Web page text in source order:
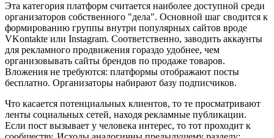
Эта категория платформ считается наиболее доступной среди
организаторов собственного "дела". Основной шаг сводится к
формированию группы внутри популярных сайтов вроде
VKontakte или Instagram. Соответственно, заводить аккаунты
для рекламного продвижения гораздо удобнее, чем
организовывать сайты брендов по продаже товаров.
Вложения не требуются: платформы отображают посты
бесплатно. Организаторы набирают базу подписчиков.
Что касается потенциальных клиентов, то те просматривают
ленты социальных сетей, находя рекламные публикации.
Если пост вызывает у человека интерес, то тот проходит к